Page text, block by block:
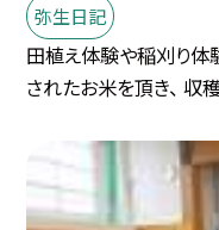
弥生日記
田植え体験や稲刈り体
されたお米を頂き、 収